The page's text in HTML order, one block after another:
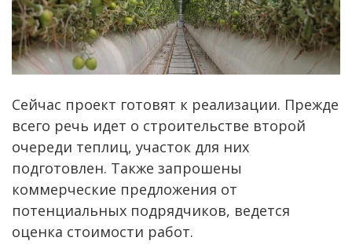
Сейчас проект готовят к реализации. Прежде
всего речь идет о строительстве второй
очереди теплиц, участок для них
подготовлен. Также запрошены
коммерческие предложения от
потенциальных подрядчиков, ведется
оценка стоимости работ.